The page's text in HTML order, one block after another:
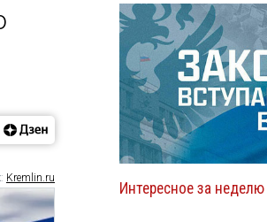
Kremlin.ru
Интересное за неделю